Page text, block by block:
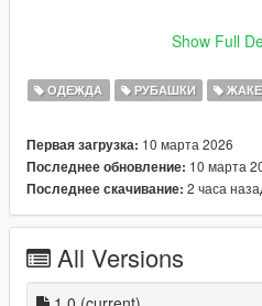
https://discord.gg/dXU4hAfzUz
Show Full
ОДЕЖДА РУБАШКИ
Первая загрузка: 10 марта 2026
Последнее обновление: 10 марта
Последнее скачивание: 2 часа
All Versions